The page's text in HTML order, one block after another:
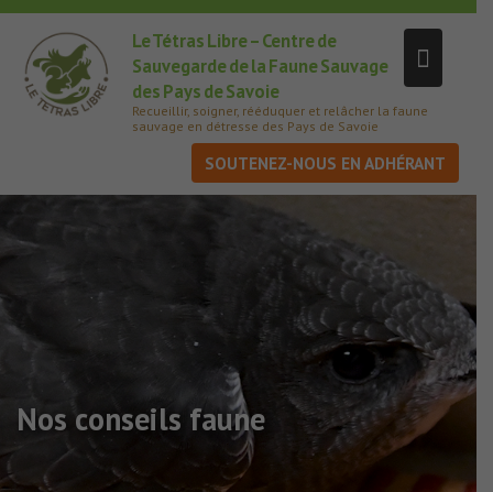
Le Tétras Libre – Centre de
Sauvegarde de la Faune Sauvage
des Pays de Savoie
Recueillir, soigner, rééduquer et relâcher la faune
sauvage en détresse des Pays de Savoie
SOUTENEZ-NOUS
Nos conseils faune